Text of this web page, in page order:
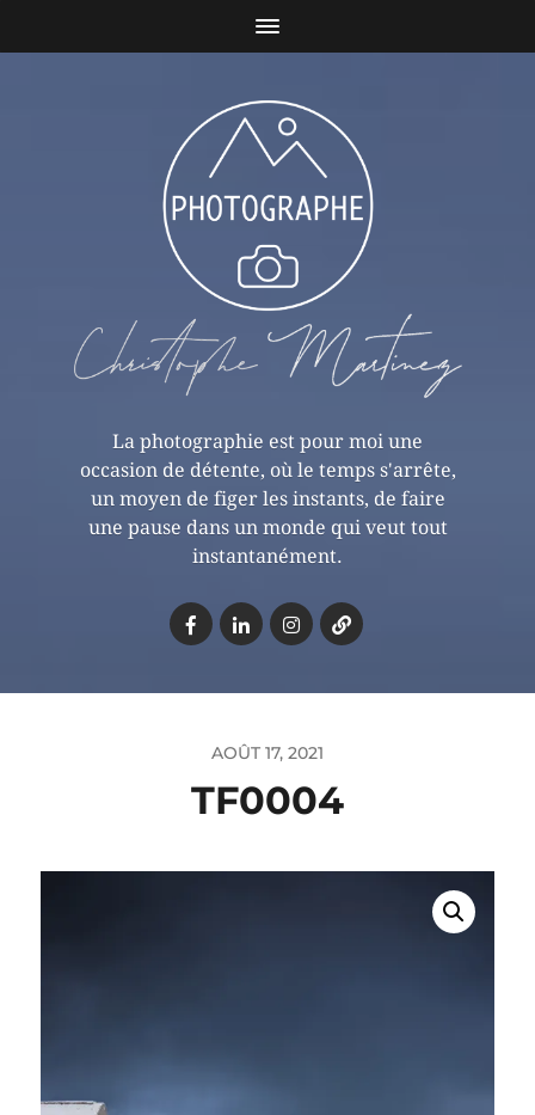
La photographie est pour moi une
occasion de détente, où le temps s'arrête,
un moyen de figer les instants, de faire
une pause dans un monde qui veut tout
instantanément.
AOÛT 17, 2021
TF0004